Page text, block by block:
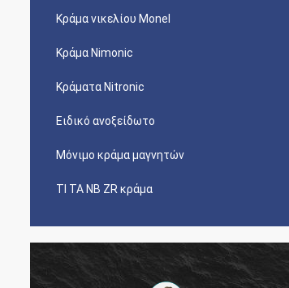
Κράμα νικελίου Monel
Κράμα Nimonic
Κράματα Nitronic
Ειδικό ανοξείδωτο
Μόνιμο κράμα μαγνητών
ΤΙ ΤΑ NB ZR κράμα